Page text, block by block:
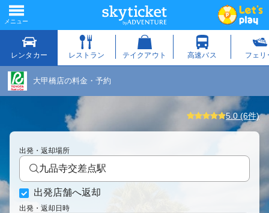
大甲橋店の料金・予約
5.0 (6件)
出発・返却場所
九品寺交差点駅
出発店舗へ返却
出発・返却日時